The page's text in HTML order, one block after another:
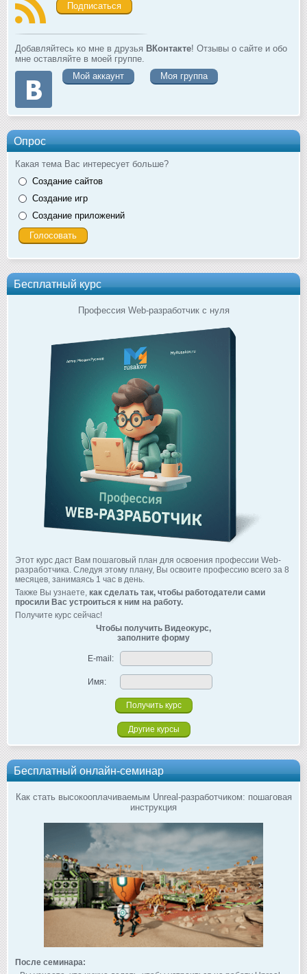
Подписаться
Добавляйтесь ко мне в друзья ВКонтакте! Отзывы о сайте и обо
мне оставляйте в моей группе.
Мой аккаунт
Моя группа
Опрос
Какая тема Вас интересует больше?
Создание сайтов
Создание игр
Создание приложений
Бесплатный курс
Профессия Web-разработчик с нуля
Этот курс даст Вам пошаговый план для освоения профессии Web-
разработчика. Следуя этому плану, Вы освоите профессию всего за 8
месяцев, занимаясь 1 час в день.
Также Вы узнаете, как сделать так, чтобы работодатели сами
просили Вас устроиться к ним на работу.
Получите курс сейчас!
Чтобы получить Видеокурс,
заполните форму
E-mail:
Имя:
Другие курсы
Бесплатный онлайн-семинар
Как стать высокооплачиваемым Unreal-разработчиком: пошаговая
инструкция
После семинара: